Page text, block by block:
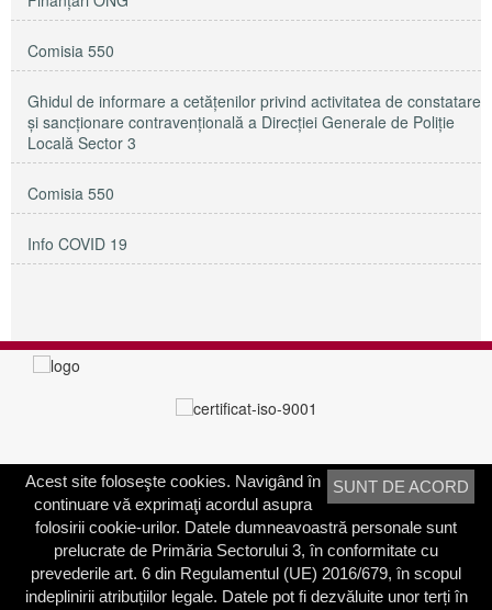
Comisia 550
Ghidul de informare a cetățenilor privind activitatea de constatare
și sancționare contravențională a Direcției Generale de Poliție
Locală Sector 3
Comisia 550
Info COVID 19
PRIMĂRIA SECTORULUI 3
Adresa:Calea Dudeşti nr. 191
Bucureşti, Sector 3, România
Contactați-ne
SUNT DE ACORD
Acest site foloseşte cookies. Navigând în
continuare vă exprimaţi acordul asupra
folosirii cookie-urilor. Datele dumneavoastră personale sunt
prelucrate de Primăria Sectorului 3, în conformitate cu
prevederile art. 6 din Regulamentul (UE) 2016/679, în scopul
indeplinirii atribuțiilor legale. Datele pot fi dezvăluite unor terți în